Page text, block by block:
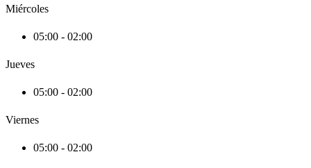
Miércoles
05:00 - 02:00
Jueves
05:00 - 02:00
Viernes
05:00 - 02:00